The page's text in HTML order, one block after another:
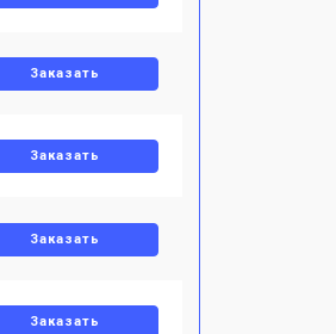
Заказать
Заказать
Заказать
Заказать